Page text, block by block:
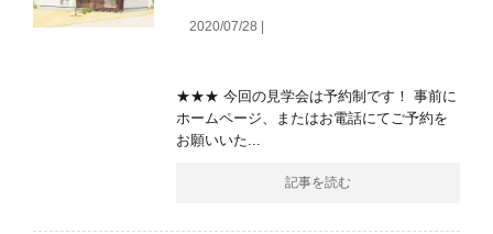
2020/07/28 |
★★★ 今回の見学会は予約制です！ 事前に
ホームページ、またはお電話にてご予約を
お願いいた...
記事を読む